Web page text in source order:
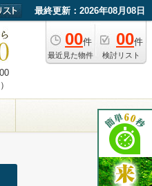
最終更新：2026年08月08日
00件
最近見た物件
00件
検討リスト